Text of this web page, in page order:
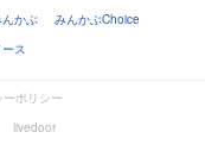
かぶ
みんかぶChoice
ス
ポリシー
livedoor